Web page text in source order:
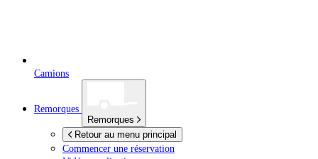
Camions
Remorques
Remorques
Retour au menu principal
Commencer une réservation